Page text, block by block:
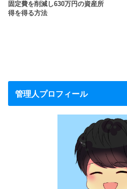
固定費を削減し630万円の資産所
得を得る方法
管理人プロフィール